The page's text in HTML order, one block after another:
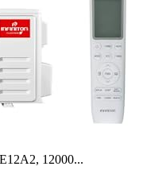
12000...